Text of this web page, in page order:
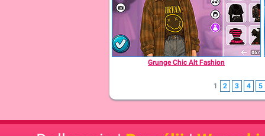
Grunge Chic Alt Fashion
1 2 3 4 5